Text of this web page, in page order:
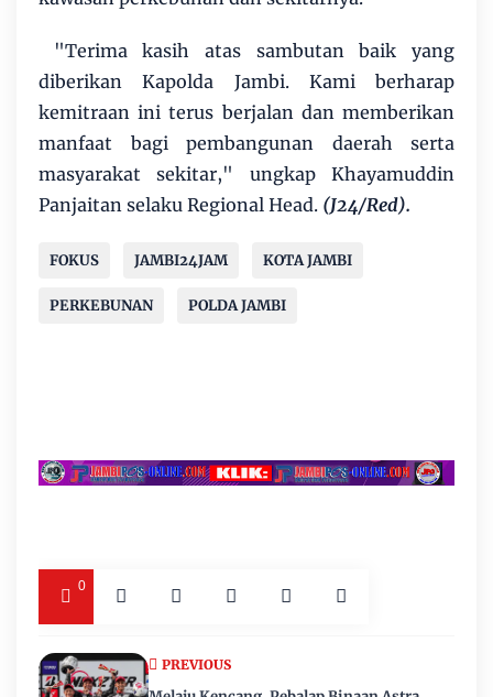
"Terima kasih atas sambutan baik yang
diberikan Kapolda Jambi. Kami berharap
kemitraan ini terus berjalan dan memberikan
manfaat bagi pembangunan daerah serta
masyarakat sekitar," ungkap Khayamuddin
Panjaitan selaku Regional Head. (J24/Red).
FOKUS JAMBI24JAM KOTA JAMBI
PERKEBUNAN POLDA JAMBI
0
PREVIOUS